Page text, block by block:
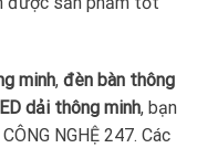
minh, đèn bàn thông
dải thông minh, bạn
NGHỆ 247. Các